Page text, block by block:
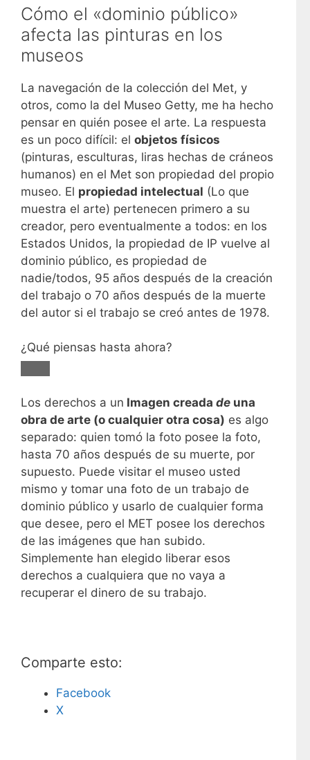
Cómo el «dominio público»
afecta las pinturas en los
museos
La navegación de la colección del Met, y
otros, como la del Museo Getty, me ha hecho
pensar en quién posee el arte. La respuesta
es un poco difícil: el objetos físicos
(pinturas, esculturas, liras hechas de cráneos
humanos) en el Met son propiedad del propio
museo. El propiedad intelectual (Lo que
muestra el arte) pertenecen primero a su
creador, pero eventualmente a todos: en los
Estados Unidos, la propiedad de IP vuelve al
dominio público, es propiedad de
nadie/todos, 95 años después de la creación
del trabajo o 70 años después de la muerte
del autor si el trabajo se creó antes de 1978.
¿Qué piensas hasta ahora?
Los derechos a un Imagen creada de una
obra de arte (o cualquier otra cosa) es algo
separado: quien tomó la foto posee la foto,
hasta 70 años después de su muerte, por
supuesto. Puede visitar el museo usted
mismo y tomar una foto de un trabajo de
dominio público y usarlo de cualquier forma
que desee, pero el MET posee los derechos
de las imágenes que han subido.
Simplemente han elegido liberar esos
derechos a cualquiera que no vaya a
recuperar el dinero de su trabajo.
Comparte esto:
Facebook
X